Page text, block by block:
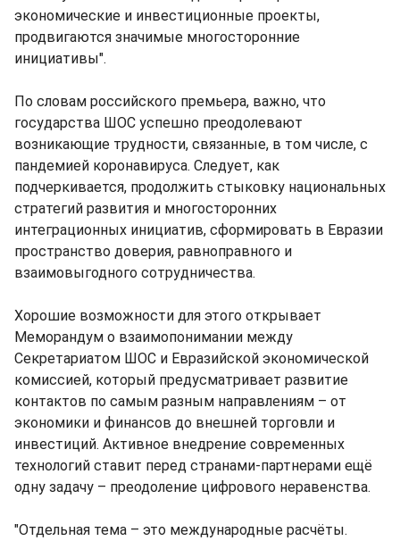
экономические и инвестиционные проекты,
продвигаются значимые многосторонние
инициативы".
По словам российского премьера, важно, что
государства ШОС успешно преодолевают
возникающие трудности, связанные, в том числе, с
пандемией коронавируса. Следует, как
подчеркивается, продолжить стыковку национальных
стратегий развития и многосторонних
интеграционных инициатив, сформировать в Евразии
пространство доверия, равноправного и
взаимовыгодного сотрудничества.
Хорошие возможности для этого открывает
Меморандум о взаимопонимании между
Секретариатом ШОС и Евразийской экономической
комиссией, который предусматривает развитие
контактов по самым разным направлениям – от
экономики и финансов до внешней торговли и
инвестиций. Активное внедрение современных
технологий ставит перед странами-партнерами ещё
одну задачу – преодоление цифрового неравенства.
"Отдельная тема – это международные расчёты.